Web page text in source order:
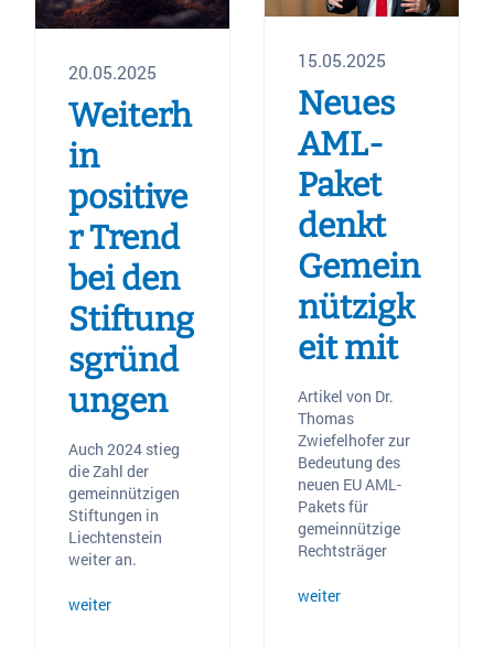
20.05.2025
Weiterh
in
positive
r Trend
bei den
Stiftung
sgründ
ungen
Auch 2024 stieg
die Zahl der
gemeinnützigen
Stiftungen in
Liechtenstein
weiter an.
weiter
15.05.2025
Neues
AML-
Paket
denkt
Gemein
nützigk
eit mit
Artikel von Dr.
Thomas
Zwiefelhofer zur
Bedeutung des
neuen EU AML-
Pakets für
gemeinnützige
Rechtsträger
weiter